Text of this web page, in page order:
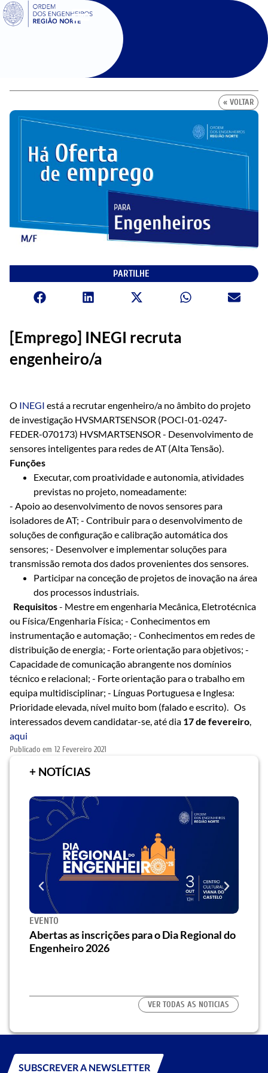
SIGOE
« VOLTAR
PARTILHE
[Emprego] INEGI recruta
engenheiro/a
O INEGI está a recrutar engenheiro/a no âmbito do projeto
de investigação HVSMARTSENSOR (POCI-01-0247-
FEDER-070173) HVSMARTSENSOR - Desenvolvimento de
sensores inteligentes para redes de AT (Alta Tensão).
Funções
Executar, com proatividade e autonomia, atividades
previstas no projeto, nomeadamente:
- Apoio ao desenvolvimento de novos sensores para
isoladores de AT; - Contribuir para o desenvolvimento de
soluções de configuração e calibração automática dos
sensores; - Desenvolver e implementar soluções para
transmissão remota dos dados provenientes dos sensores.
Participar na conceção de projetos de inovação na área
dos processos industriais.
Requisitos- Mestre em engenharia Mecânica, Eletrotécnica
ou Física/Engenharia Física; - Conhecimentos em
instrumentação e automação; - Conhecimentos em redes de
distribuição de energia; - Forte orientação para objetivos; -
Capacidade de comunicação abrangente nos domínios
técnico e relacional; - Forte orientação para o trabalho em
equipa multidisciplinar; - Línguas Portuguesa e Inglesa:
Prioridade elevada, nível muito bom (falado e escrito). Os
interessados devem candidatar-se, até dia 17 de fevereiro
aqui
Publicado em 12 Fevereiro 2021
+ NOTÍCIAS
EVENTO
Abertas as inscrições para o Dia Regional do
Engenheiro 2026
VER TODAS AS NOTICIAS
SUBSCREVER A NEWSLETTER